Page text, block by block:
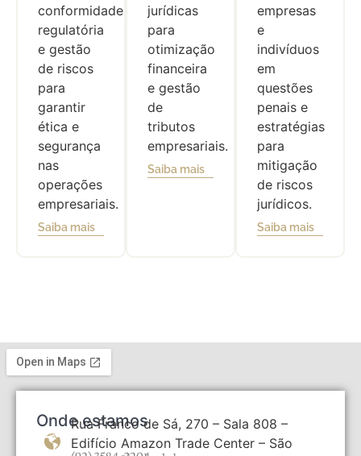
conformidade
regulatória
e gestão
de riscos
para
garantir
ética e
segurança
nas
operações
empresariais.
Saiba mais
jurídicas
para
otimização
financeira
e gestão
de
tributos
empresariais.
Saiba mais
empresas
e
indivíduos
em
questões
penais e
estratégias
para
mitigação
de riscos
jurídicos.
Saiba mais
Onde estamos
Rua Franco de Sá, 270 – Sala 808 –
Edifício Amazon Trade Center – São